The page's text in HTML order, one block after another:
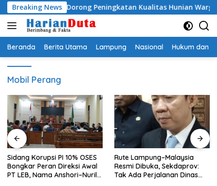
Langsung
ke
konten
Breaking News
BSPS, Dorong Peningkatan Kualitas Hunian Warga dan
Beranda Berita Utama Lampung Nasional Hukum dan
Mobil Perang
Sidang Korupsi PI 10% OSES
Bongkar Peran Direksi Awal
PT LEB, Nama Anshori–Nuril
Rute Lampung–Malaysia
Resmi Dibuka, Sekdaprov:
Tak Ada Perjalanan Dinas